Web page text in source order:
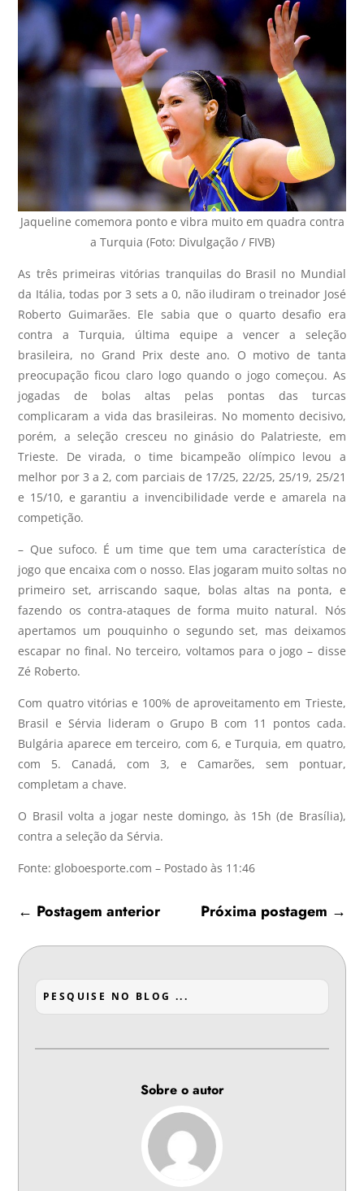
Jaqueline comemora ponto e vibra muito em quadra contra
a Turquia (Foto: Divulgação / FIVB)
As três primeiras vitórias tranquilas do Brasil no Mundial
da Itália, todas por 3 sets a 0, não iludiram o treinador José
Roberto Guimarães. Ele sabia que o quarto desafio era
contra a Turquia, última equipe a vencer a seleção
brasileira, no Grand Prix deste ano. O motivo de tanta
preocupação ficou claro logo quando o jogo começou. As
jogadas de bolas altas pelas pontas das turcas
complicaram a vida das brasileiras. No momento decisivo,
porém, a seleção cresceu no ginásio do Palatrieste, em
Trieste. De virada, o time bicampeão olímpico levou a
melhor por 3 a 2, com parciais de 17/25, 22/25, 25/19, 25/21
e 15/10, e garantiu a invencibilidade verde e amarela na
competição.
– Que sufoco. É um time que tem uma característica de
jogo que encaixa com o nosso. Elas jogaram muito soltas no
primeiro set, arriscando saque, bolas altas na ponta, e
fazendo os contra-ataques de forma muito natural. Nós
apertamos um pouquinho o segundo set, mas deixamos
escapar no final. No terceiro, voltamos para o jogo – disse
Zé Roberto.
Com quatro vitórias e 100% de aproveitamento em Trieste,
Brasil e Sérvia lideram o Grupo B com 11 pontos cada.
Bulgária aparece em terceiro, com 6, e Turquia, em quatro,
com 5. Canadá, com 3, e Camarões, sem pontuar,
completam a chave.
O Brasil volta a jogar neste domingo, às 15h (de Brasília),
contra a seleção da Sérvia.
Fonte: globoesporte.com – Postado às 11:46
← Postagem anterior Próxima postagem →
Sobre o autor